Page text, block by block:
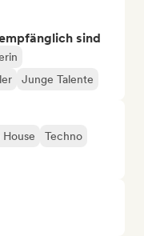
sind
Junge Talente
House
Techno